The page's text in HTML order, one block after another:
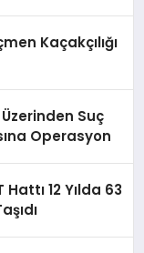
Kaçakçılığı
Suç
Operasyon
12 Yılda 63